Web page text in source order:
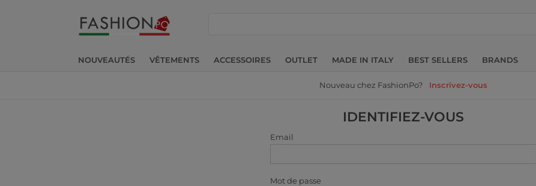
NOUVEAUTÉS VÊTEMENTS ACCESSOIRES OUTLET MADE IN ITALY BEST SELLERS BRANDS
Nouveau chez FashionPo? Inscrivez-vous
IDENTIFIEZ-VOUS
Email
Mot de passe